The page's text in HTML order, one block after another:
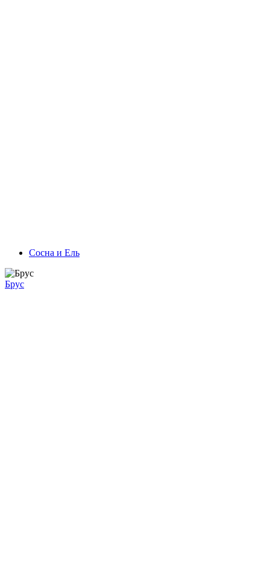
Сосна и Ель
Брус